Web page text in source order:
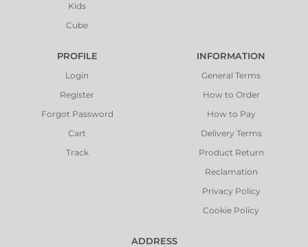
Kids
Cube
PROFILE
Login
Register
Forgot Password
Cart
Track
INFORMATION
General Terms
How to Order
How to Pay
Delivery Terms
Product Return
Reclamation
Privacy Policy
Cookie Policy
ADDRESS